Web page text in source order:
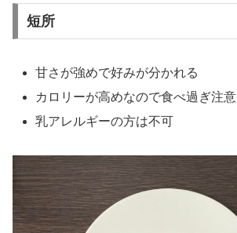
短所
甘さが強めで好みが分かれる
カロリーが高めなので食べ過ぎ注意
乳アレルギーの方は不可